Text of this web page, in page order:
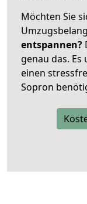
Möchten Sie
entspannen?
genau das.
einen
Sopron